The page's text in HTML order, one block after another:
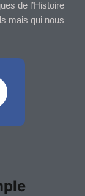
de l’Histoire
mais qui nous